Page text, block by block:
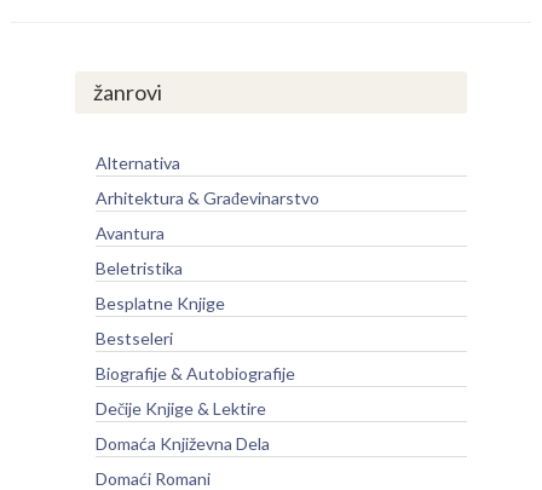
žanrovi
Alternativa
Arhitektura & Građevinarstvo
Avantura
Beletristika
Besplatne Knjige
Bestseleri
Biografije & Autobiografije
Dečije Knjige & Lektire
Domaća Književna Dela
Domaći Romani